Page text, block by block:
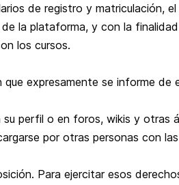
de registro y matriculación,
la plataforma, y con la
los cursos.
expresamente se informe de
perfil o en foros, wikis y otras
por otras personas con
Para ejercitar esos